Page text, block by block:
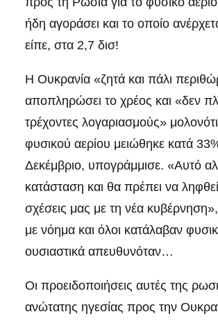
ήδη αγοράσει και το οποίο
είπε, στα 2,7 δισ!
Η Ουκρανία «ζητά και πάλι
αποπληρώσει το χρέος και «δεν
τρέχοντες λογαριασμούς»
φυσικού αερίου μειώθηκε κατά
Δεκέμβριο, υπογράμμισε. «Αυτό
κατάσταση και θα πρέπει να
σχέσεις μας με τη νέα
με νόημα και όλοι κατάλαβαν
ουσιαστικά απευθυνόταν…
Οι προειδοποιήσεις αυτές της
ανώτατης ηγεσίας προς την